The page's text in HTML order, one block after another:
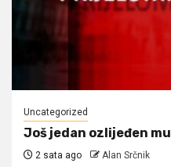
Uncategorized
Još jedan ozlijeđen
2 sata ago Alan Srčnik